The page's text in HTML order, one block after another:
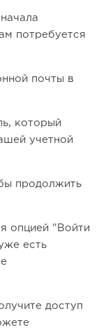
потребуется
почты в
который
учетной
продолжить
опцией "Войти
есть
доступ